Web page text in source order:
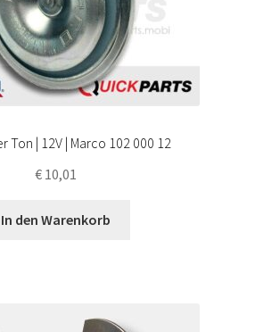
Ton | 12V | Marco 102 000 12
€10,01
In den Warenkorb